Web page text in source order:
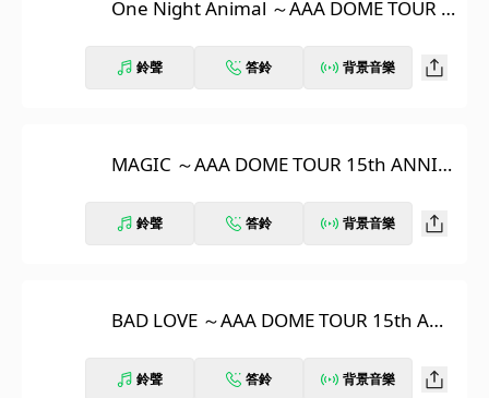
One Night Animal ～AAA DOME TOUR 1
～ 鈴聲 答鈴 背景音樂
MAGIC ～AAA DOME TOUR 15th ANNIV
鈴聲 答鈴 背景音樂
BAD LOVE ～AAA DOME TOUR 15th AN
鈴聲 答鈴 背景音樂